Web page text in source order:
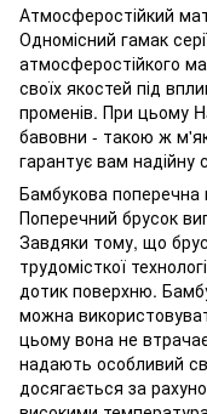
Атмосферостійкий
Одномісний гамак
атмосферостійкого
своїх якостей під
променів. При цьому
бавовни - такою ж
гарантує вам надійну
Бамбукова поперечна
Поперечний брусок
Завдяки тому, що
трудомісткої
дотик поверхню.
можна
цьому вона не
надають особливий
досягається за